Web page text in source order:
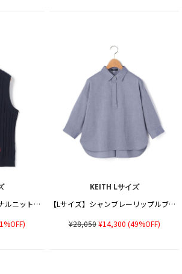
【Lサイズ】トランシーズナルニットベスト
KEITH Lサイズ
【Lサイズ】シャンブレーリップルブラウス
¥28,050¥14,300 (49%OFF)